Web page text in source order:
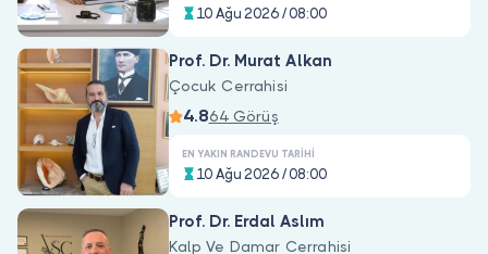
10 Ağu 2026 / 08:00
Prof. Dr. Murat Alkan
Çocuk Cerrahisi
4.864 Görüş
EN YAKIN RANDEVU TARIHI
10 Ağu 2026 / 08:00
Prof. Dr. Erdal Aslım
Kalp Ve Damar Cerrahisi